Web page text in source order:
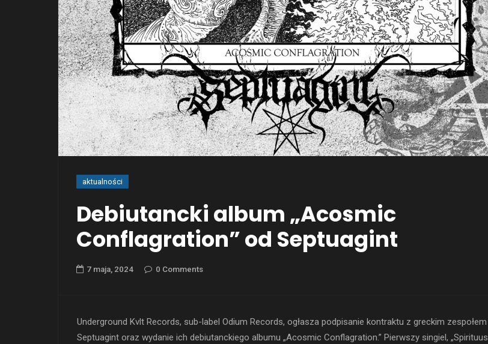
aktualności
Debiutancki album „Acosmic
Conflagration” od Septuagint
7 maja, 2024 0 Comments
Underground Kvlt Records, sub-label Odium Records, ogłasza podpisanie kontraktu z greckim zespołem
Septuagint oraz wydanie ich debiutanckiego albumu „Acosmic Conflagration.” Pierwszy singiel, „Spirituus